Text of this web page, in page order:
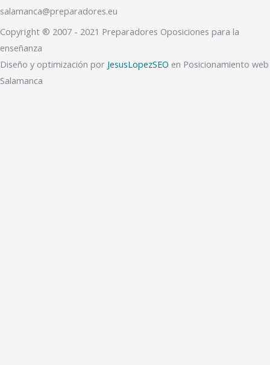
salamanca@preparadores.eu
Copyright ® 2007 - 2021 Preparadores Oposiciones para la
enseñanza
Diseño y optimización por JesusLopezSEO en Posicionamiento web
Salamanca